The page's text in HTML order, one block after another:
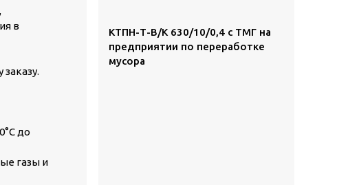
в
до
газы и
КТПН-Т-В/К 630/10/0,4 с ТМГ на
предприятии по переработке
мусора